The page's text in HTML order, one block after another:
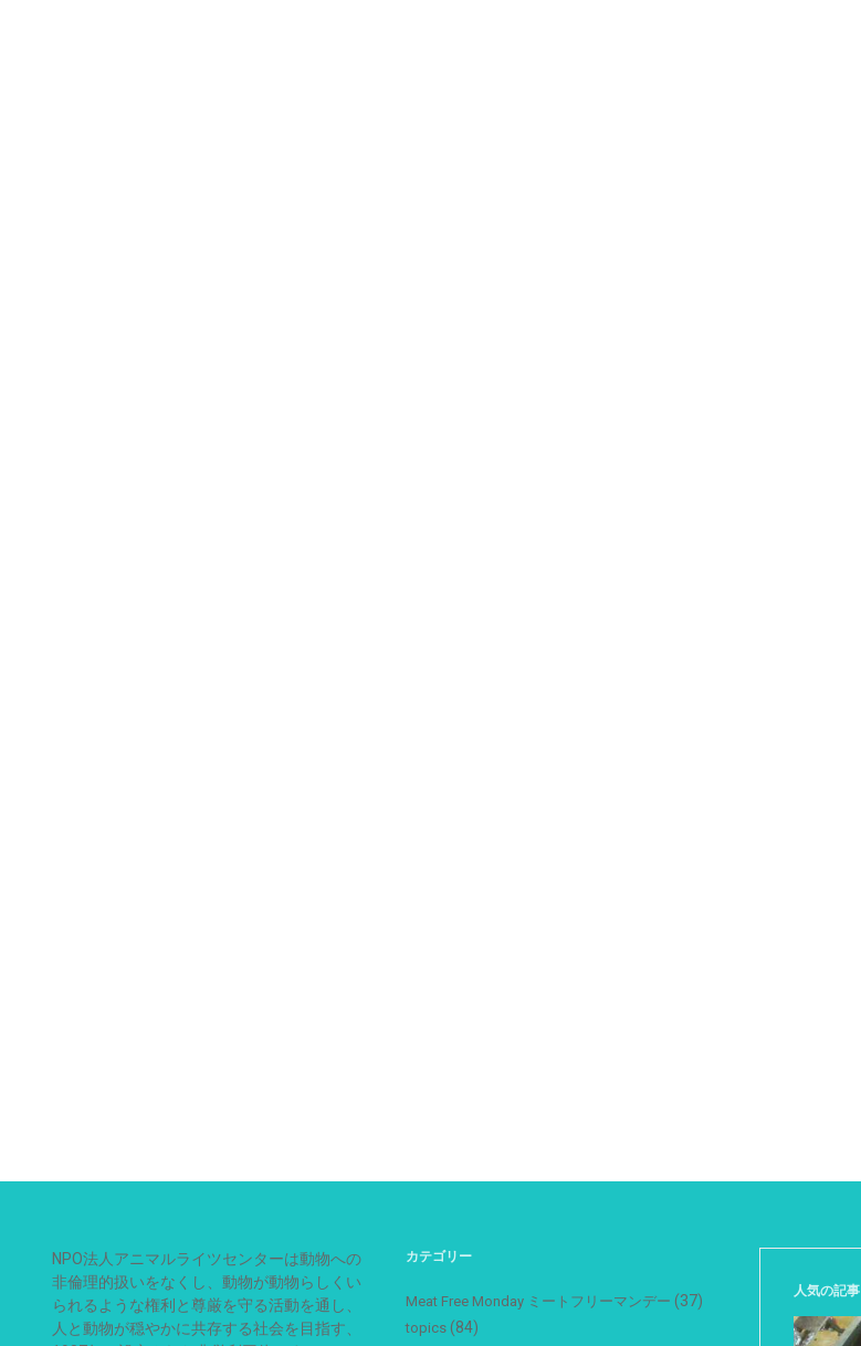
NPO法人アニマルライツセンターは動物への
非倫理的扱いをなくし、動物が動物らしくい
られるような権利と尊厳を守る活動を通し、
人と動物が穏やかに共存する社会を目指す、
カテゴリー
Meat Free Monday ミートフリーマンデー (37)
topics (84)
人気の記事